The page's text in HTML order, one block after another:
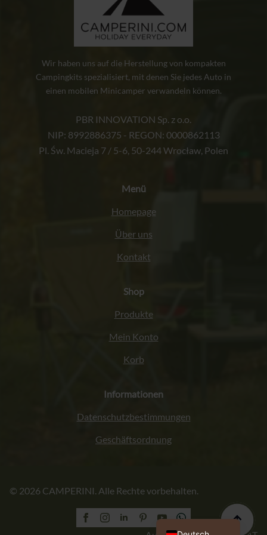
Wir haben uns auf die Herstellung von kompakten
Campingkits spezialisiert, mit denen Sie jedes Auto in
einen mobilen Minicamper verwandeln können.
PBR INNOVATION Sp. z o.o.
NIP: 8992886375 - REGON: 0000862113
Pl. Św. Macieja 7 / 5-6, 50-244 Wrocław, Polen
Menü
Homepage
Über uns
Kontakt
Shop
Produkte
Mein Konto
Korb
Informationen
Datenschutzbestimmungen
Geschäftsordnung
© 2026 CAMPERINI. Alle Rechte vorbehalten.
Polski
English (UK)
Français
Italiano